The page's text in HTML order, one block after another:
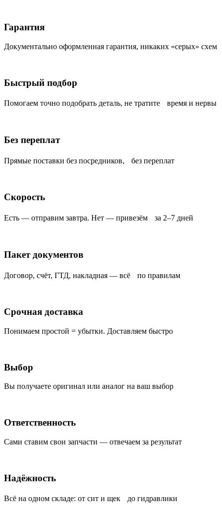
Гарантия
Документально оформленная гарантия, никаких «серых» схем
Быстрый подбор
Помогаем точно подобрать деталь, не тратите время и нервы
Без переплат
Прямые поставки без посредников, без переплат
Скорость
Есть — отправим завтра. Нет — привезём за 2–7 дней
Пакет документов
Договор, счёт, ГТД, накладная — всё по правилам
Срочная доставка
Понимаем простой = убытки. Доставляем быстро
Выбор
Вы получаете оригинал или аналог на ваш выбор
Ответственность
Сами ставим свои запчасти — отвечаем за результат
Надёжность
Всё на одном складе: от сит и щек до гидравлики